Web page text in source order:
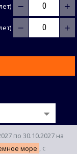
− +
− +
по 30.10.2027 на
море , с